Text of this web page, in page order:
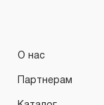
месяцев.
О нас
Партнерам